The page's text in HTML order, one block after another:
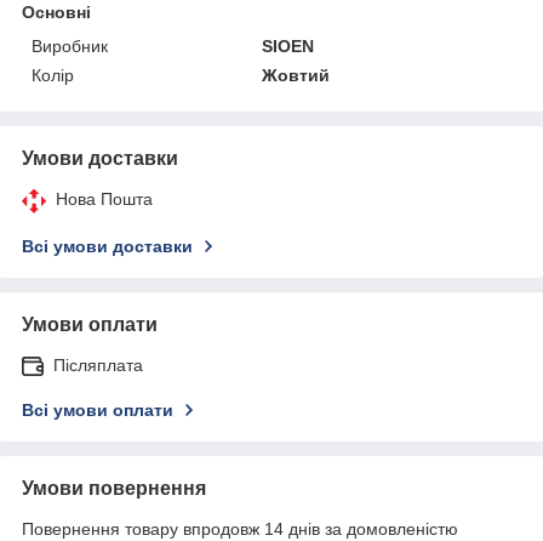
Основні
Виробник
SIOEN
Колір
Жовтий
Умови доставки
Нова Пошта
Всі умови доставки
Умови оплати
Післяплата
Всі умови оплати
Умови повернення
Повернення товару впродовж 14 днів за домовленістю